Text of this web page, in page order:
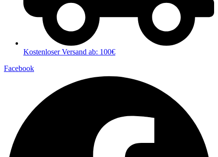
Kostenloser Versand ab: 100€
Facebook